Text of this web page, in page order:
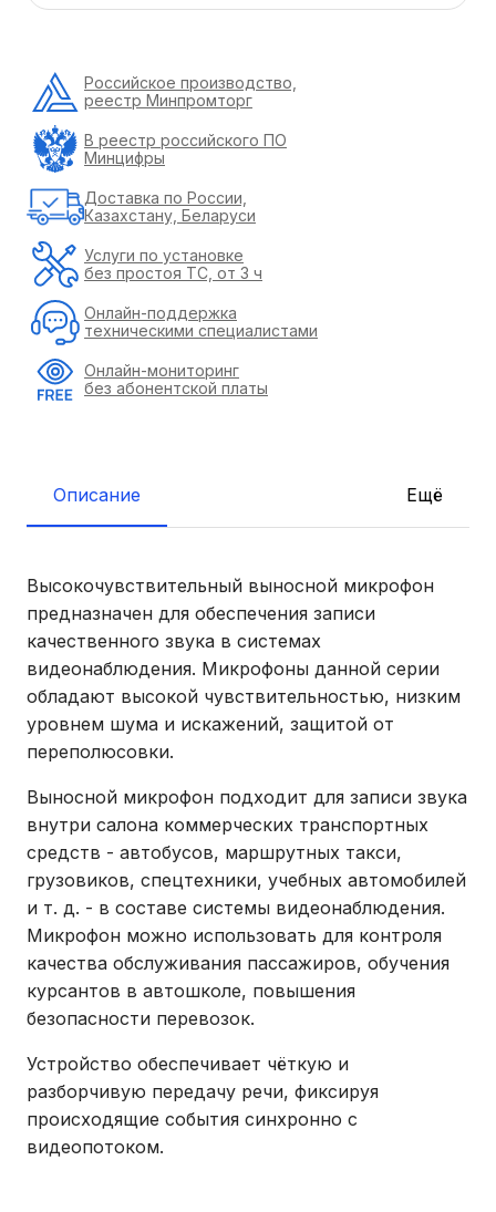
Описание Ещё
Высокочувствительный выносной микрофон
предназначен для обеспечения записи
качественного звука в системах
видеонаблюдения. Микрофоны данной серии
обладают высокой чувствительностью, низким
уровнем шума и искажений, защитой от
переполюсовки.
Выносной микрофон подходит для записи звука
внутри салона коммерческих транспортных
средств - автобусов, маршрутных такси,
грузовиков, спецтехники, учебных автомобилей
и т. д. - в составе системы видеонаблюдения.
Микрофон можно использовать для контроля
качества обслуживания пассажиров, обучения
курсантов в автошколе, повышения
безопасности перевозок.
Устройство обеспечивает чёткую и
разборчивую передачу речи, фиксируя
происходящие события синхронно с
видеопотоком.
Российское производство,
реестр Минпромторг
В реестр российского ПО
Минцифры
Доставка по России,
Казахстану, Беларуси
Услуги по установке
без простоя ТС, от 3 ч
Онлайн-поддержка
техническими специалистами
Онлайн-мониторинг
без абонентской платы